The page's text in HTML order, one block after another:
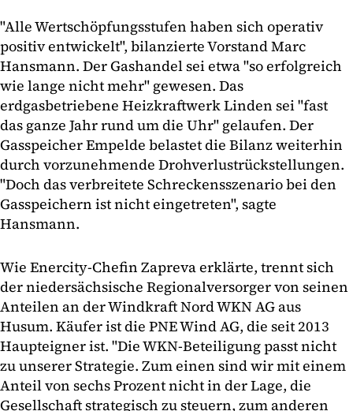
"Alle Wertschöpfungsstufen haben sich operativ
positiv entwickelt", bilanzierte Vorstand Marc
Hansmann. Der Gashandel sei etwa "so erfolgreich
wie lange nicht mehr" gewesen. Das
erdgasbetriebene Heizkraftwerk Linden sei "fast
das ganze Jahr rund um die Uhr" gelaufen. Der
Gasspeicher Empelde belastet die Bilanz weiterhin
durch vorzunehmende Drohverlustrückstellungen.
"Doch das verbreitete Schreckensszenario bei den
Gasspeichern ist nicht eingetreten", sagte
Hansmann.
Wie Enercity-Chefin Zapreva erklärte, trennt sich
der niedersächsische Regionalversorger von seinen
Anteilen an der Windkraft Nord WKN AG aus
Husum. Käufer ist die PNE Wind AG, die seit 2013
Haupteigner ist. "Die WKN-Beteiligung passt nicht
zu unserer Strategie. Zum einen sind wir mit einem
Anteil von sechs Prozent nicht in der Lage, die
Gesellschaft strategisch zu steuern, zum anderen